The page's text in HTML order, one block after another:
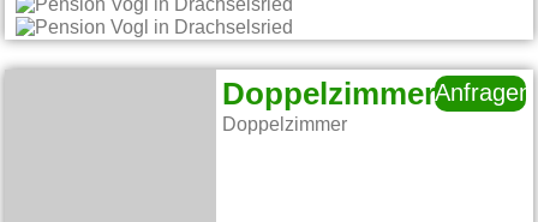
Doppelzimmer
Doppelzimmer
Anfragen